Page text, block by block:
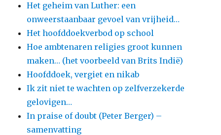
Het geheim van Luther: een
onweerstaanbaar gevoel van vrijheid…
Het hoofddoekverbod op school
Hoe ambtenaren religies groot kunnen
maken… (het voorbeeld van Brits Indië)
Hoofddoek, vergiet en nikab
Ik zit niet te wachten op zelfverzekerde
gelovigen…
In praise of doubt (Peter Berger) –
samenvatting